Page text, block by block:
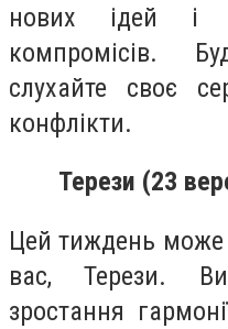
нових ідей і
компромісів.
слухайте своє
конфлікти.
Терези (23
Цей тиждень може
вас, Терези.
зростання